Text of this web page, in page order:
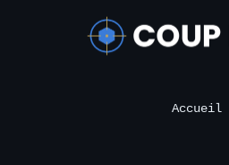
Accueil